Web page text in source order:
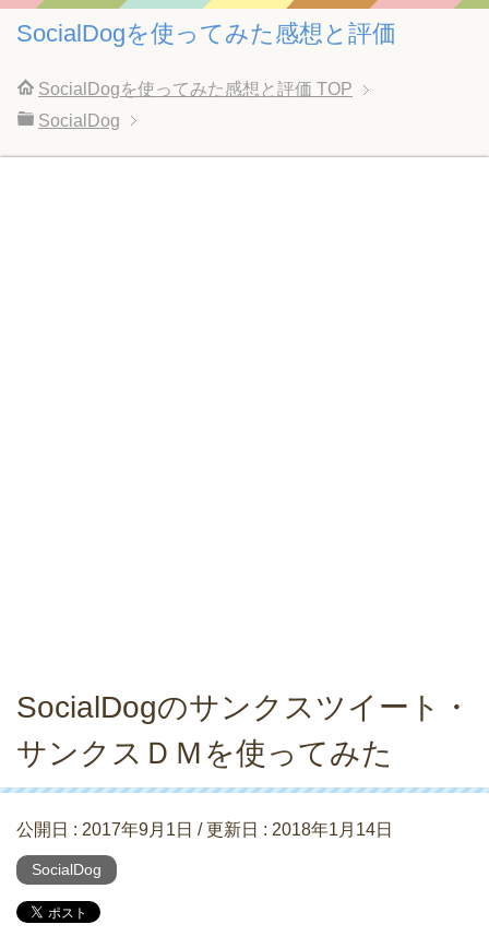
SocialDogを使ってみた感想と評価
SocialDogを使ってみた感想と評価 TOP
SocialDog
SocialDogのサンクスツイート・
サンクスＤＭを使ってみた
公開日 : 2017年9月1日 / 更新日 : 2018年1月14日
SocialDog